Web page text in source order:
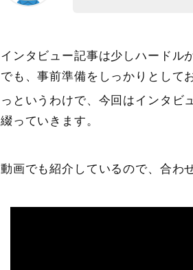
インタビュー記事は少しハードル
でも、事前準備をしっかりとして
っというわけで、今回はインタビ
綴っていきます。
動画でも紹介しているので、合わ